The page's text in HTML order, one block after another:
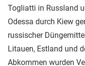
Togliatti in Russland
Odessa durch Kiew
russischer
Litauen, Estland und
Abkommen wurden